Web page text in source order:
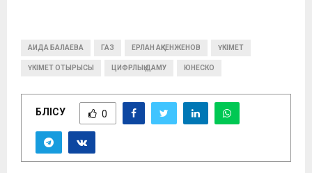
АИДА БАЛАЕВА ГАЗ ЕРЛАН АҚКЕНЖЕНОВ ҮКІМЕТ
ҮКІМЕТ ОТЫРЫСЫ ЦИФРЛЫҚ ДАМУ ЮНЕСКО
БӨЛІСУ 0